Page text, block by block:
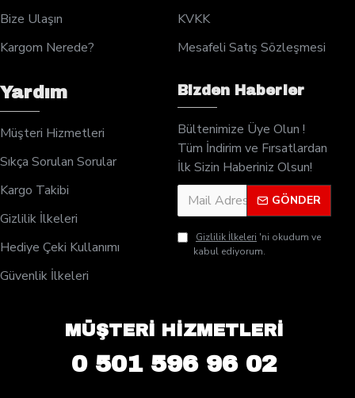
Bize Ulaşın
Kargom Nerede?
KVKK
Mesafeli Satış Sözleşmesi
Yardım
Müşteri Hizmetleri
Sıkça Sorulan Sorular
Kargo Takibi
Gizlilik İlkeleri
Hediye Çeki Kullanımı
Güvenlik İlkeleri
Bizden Haberler
Bültenimize Üye Olun !
Tüm İndirim ve Fırsatlardan
İlk Sizin Haberiniz Olsun!
GÖNDER
Gizlilik İlkeleri 'ni okudum ve
kabul ediyorum.
MÜŞTERİ HİZMETLERİ
0 501 596 96 02